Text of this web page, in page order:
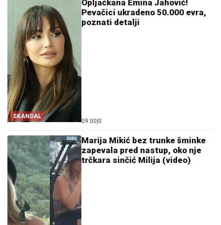
SKANDAL
Opljačkana Emina Jahović!
Pevačici ukradeno 50.000 evra,
poznati detalji
09:00 0
Marija Mikić bez trunke šminke
zapevala pred nastup, oko nje
trčkara sinčić Milija (video)